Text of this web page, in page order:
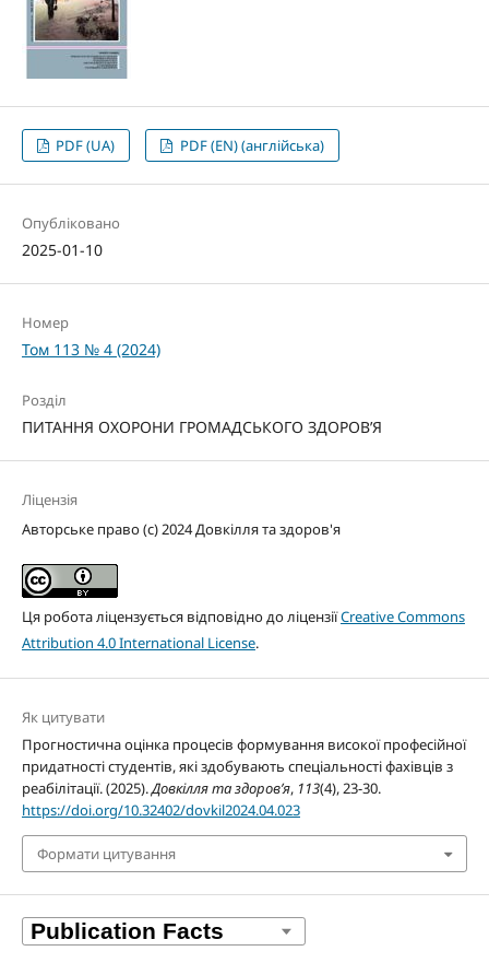
PDF (UA) PDF (EN) (англійська)
Опубліковано
2025-01-10
Номер
Том 113 № 4 (2024)
Розділ
ПИТАННЯ ОХОРОНИ ГРОМАДСЬКОГО ЗДОРОВ’Я
Ліцензія
Авторське право (c) 2024 Довкілля та здоров'я
Ця робота ліцензується відповідно до ліцензіїCreative Commons
Attribution 4.0 International License.
Як цитувати
Прогностична оцінка процесів формування високої професійної
придатності студентів, які здобувають спеціальності фахівців з
реабілітації. (2025).Довкілля та здоров’я, 113(4), 23-30.
https://doi.org/10.32402/dovkil2024.04.023
Формати цитування